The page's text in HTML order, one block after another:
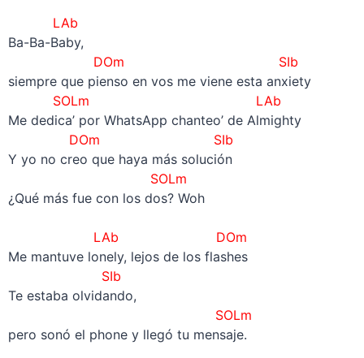
LAb
Ba-Ba-Baby,
DOm SIb
siempre que pienso en vos me viene esta anxiety
SOLm LAb
Me dedica’ por WhatsApp chanteo’ de Almighty
DOm SIb
Y yo no creo que haya más solución
SOLm
¿Qué más fue con los dos? Woh
LAb DOm
Me mantuve lonely, lejos de los flashes
SIb
Te estaba olvidando,
SOLm
pero sonó el phone y llegó tu mensaje.